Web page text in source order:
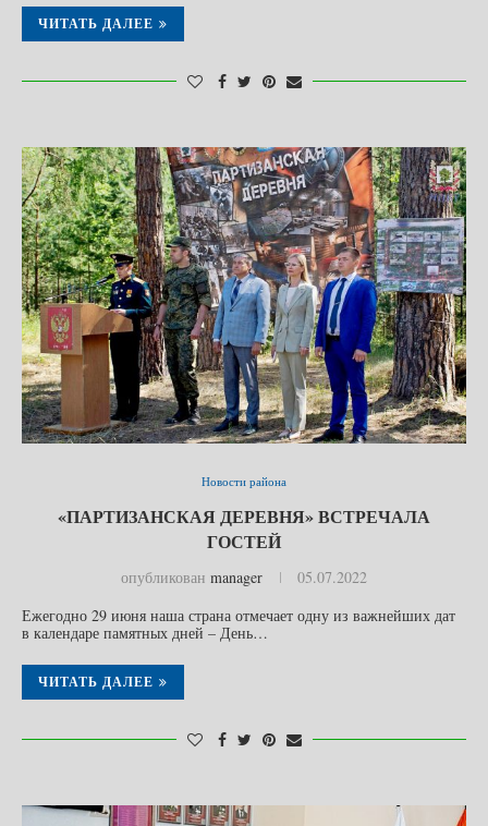
ЧИТАТЬ ДАЛЕЕ
Новости района
«ПАРТИЗАНСКАЯ ДЕРЕВНЯ» ВСТРЕЧАЛА
ГОСТЕЙ
опубликован manager
05.07.2022
Ежегодно 29 июня наша страна отмечает одну из важнейших дат
в календаре памятных дней – День…
ЧИТАТЬ ДАЛЕЕ